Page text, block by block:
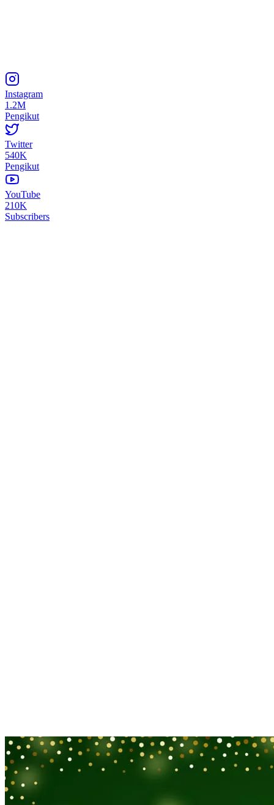
Instagram
1.2M
Pengikut
Twitter
540K
Pengikut
YouTube
210K
Subscribers